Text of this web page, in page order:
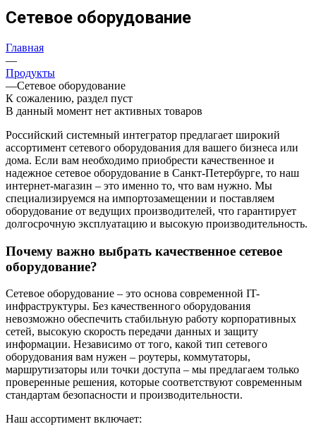
Сетевое оборудование
Главная
—
Продукты
—Сетевое оборудование
К сожалению, раздел пуст
В данный момент нет активных товаров
Российский системный интегратор предлагает широкий
ассортимент сетевого оборудования для вашего бизнеса или
дома. Если вам необходимо приобрести качественное и
надежное сетевое оборудование в Санкт-Петербурге, то наш
интернет-магазин – это именно то, что вам нужно. Мы
специализируемся на импортозамещении и поставляем
оборудование от ведущих производителей, что гарантирует
долгосрочную эксплуатацию и высокую производительность.
Почему важно выбрать качественное сетевое
оборудование?
Сетевое оборудование – это основа современной IT-
инфраструктуры. Без качественного оборудования
невозможно обеспечить стабильную работу корпоративных
сетей, высокую скорость передачи данных и защиту
информации. Независимо от того, какой тип сетевого
оборудования вам нужен – роутеры, коммутаторы,
маршрутизаторы или точки доступа – мы предлагаем только
проверенные решения, которые соответствуют современным
стандартам безопасности и производительности.
Наш ассортимент включает: